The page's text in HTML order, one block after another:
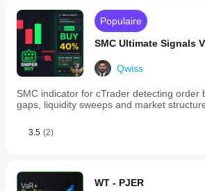
Populaire
SMC Ultimate Signals
Qwiss
SMC indicator for cTrader detecting order
gaps, liquidity sweeps and market
3.5 (2)
WT - PJER